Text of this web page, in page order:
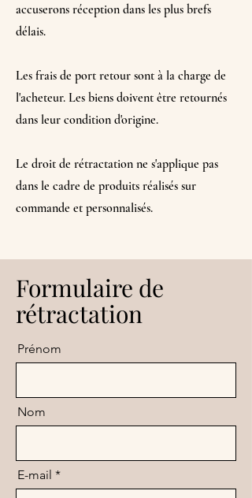
accuserons réception dans les plus brefs
délais.
Les frais de port retour sont à la charge de
l'acheteur. Les biens doivent être retournés
dans leur condition d'origine.
Le droit de rétractation ne s'applique pas
dans le cadre de produits réalisés sur
commande et personnalisés.
Formulaire de
rétractation
Prénom
Nom
E-mail